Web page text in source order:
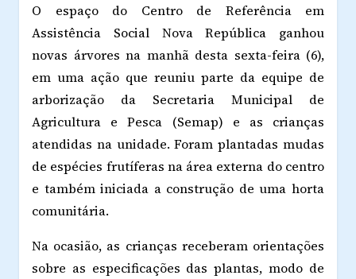
O espaço do Centro de Referência em
Assistência Social Nova República ganhou
novas árvores na manhã desta sexta-feira (6),
em uma ação que reuniu parte da equipe de
arborização da Secretaria Municipal de
Agricultura e Pesca (Semap) e as crianças
atendidas na unidade. Foram plantadas mudas
de espécies frutíferas na área externa do centro
e também iniciada a construção de uma horta
comunitária.
Na ocasião, as crianças receberam orientações
sobre as especificações das plantas, modo de